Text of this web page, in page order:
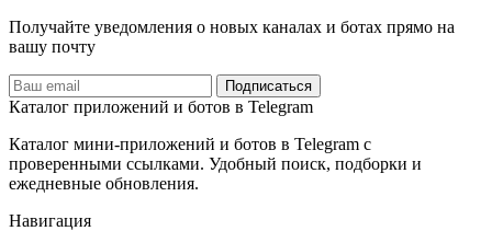
Получайте уведомления о новых каналах и ботаx прямо на
вашу почту
Подписаться
Каталог приложений и ботов в Telegram
Каталог мини-приложений и ботов в Telegram с
проверенными ссылками. Удобный поиск, подборки и
ежедневные обновления.
Навигация